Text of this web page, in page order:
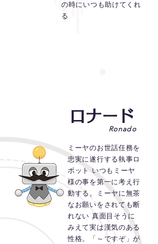
の時にいつも助けてくれ
る
ロナード
Ronado
ミーヤのお世話任務を
忠実に遂行する執事ロ
ボット いつもミーヤ
様の事を第一に考え行
動する。ミーヤに無茶
なお願いをされても断
れない 真面目そうに
みえて実は漢気のある
性格。「～ですぞ」が